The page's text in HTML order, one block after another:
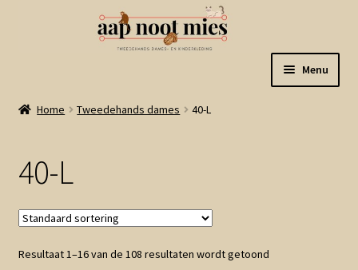
naar
de
Menu
Welkom
Home Tweedehands dames 40-L
40-L
Resultaat 1–16 van de 108 resultaten wordt getoond